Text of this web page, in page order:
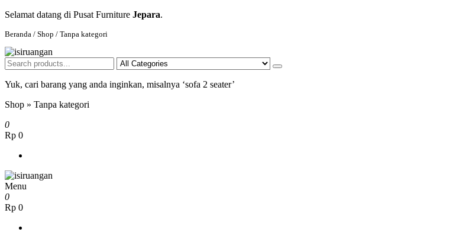
Selamat datang di Pusat Furniture Jepara.
Beranda / Shop / Tanpa kategori
isiruangan
home furniture, wood working products
Yuk, cari barang yang anda inginkan, misalnya ‘sofa 2 seater’
Shop » Tanpa kategori
0
Rp 0
isiruangan
home furniture, wood working products
Menu
0
Rp 0